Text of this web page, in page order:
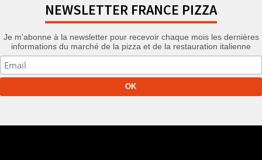
NEWSLETTER FRANCE PIZZA
Je m'abonne à la newsletter pour recevoir chaque mois les dernières
informations du marché de la pizza et de la restauration italienne